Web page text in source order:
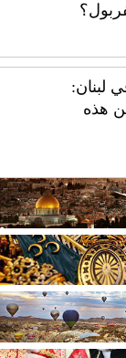
لبنان:
هذه